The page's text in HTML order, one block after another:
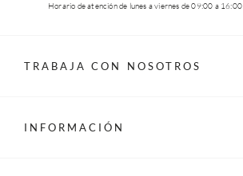
Horario de atención de lunes a viernes de 09:00 a 16:00
TRABAJA CON NOSOTROS
INFORMACIÓN